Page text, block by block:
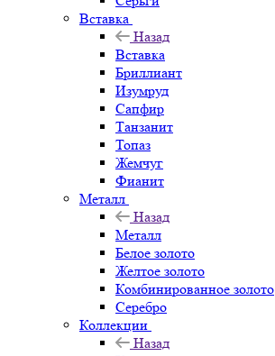
Вставка
Назад
Вставка
Бриллиант
Изумруд
Сапфир
Танзанит
Топаз
Жемчуг
Фианит
Металл
Назад
Металл
Белое золото
Желтое золото
Комбинированное золото
Серебро
Коллекции
Назад